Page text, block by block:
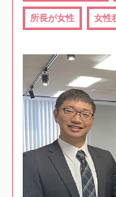
所長が女性 女性